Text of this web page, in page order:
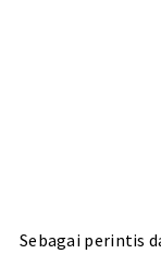
Sebagai perintis